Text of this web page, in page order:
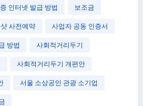
인터넷 발급 방법 보조금
사전예약 사업자 공동 인증서
방법 사회적거리두기
사회적거리두기 개편안
서울 소상공인 관광 소기업